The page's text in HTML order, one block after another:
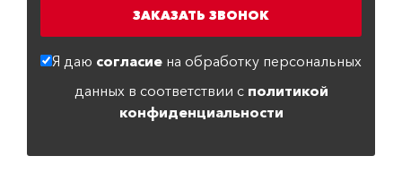
Я даю согласие на обработку персональных
данных в соответствии с политикой
конфиденциальности